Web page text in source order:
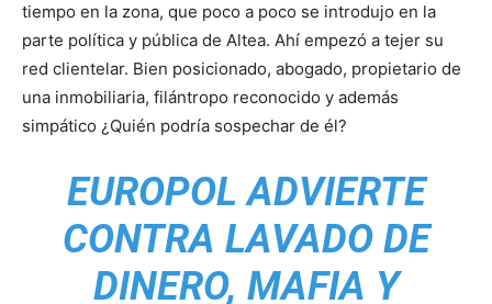
tiempo en la zona, que poco a poco se introdujo en la
parte política y pública de Altea. Ahí empezó a tejer su
red clientelar. Bien posicionado, abogado, propietario de
una inmobiliaria, filántropo reconocido y además
simpático ¿Quién podría sospechar de él?
EUROPOL ADVIERTE
CONTRA LAVADO DE
DINERO, MAFIA Y